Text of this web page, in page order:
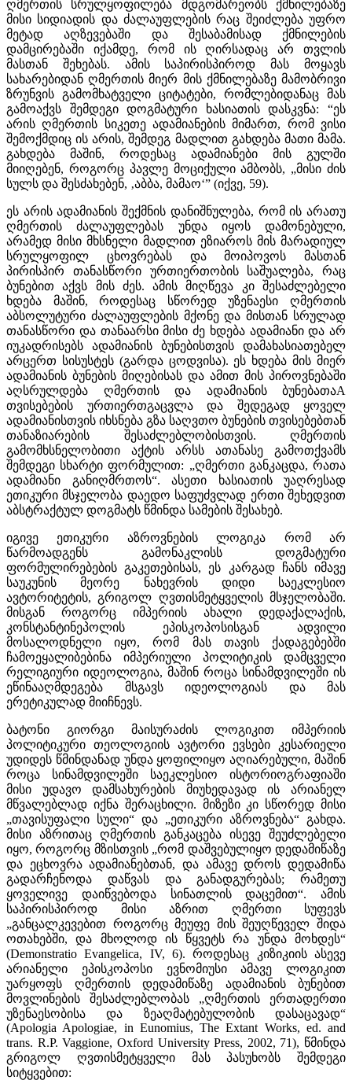
ღმერთის სრულყოფილება მდგომარეობს ქმნილებაზე
მისი სიდიადის და ძალაუფლების რაც შეიძლება უფრო
მეტად აღზევებაში და შესაბამისად ქმნილების
დამცირებაში იქამდე, რომ ის ღირსადაც არ თვლის
მასთან შეხებას. ამის საპირისპიროდ მას მოყავს
სახარებიდან ღმერთის მიერ მის ქმნილებაზე მამობრივი
ზრუნვის გამომხატველი ციტატები, რომლებიდანაც მას
გამოაქვს შემდეგი დოგმატური ხასიათის დასკვნა: “ეს
არის ღმერთის სიკეთე ადამიანების მიმართ, რომ ვისი
შემოქმდიც ის არის, შემდეგ მადლით გახდება მათი მამა.
გახდება მაშინ, როდესაც ადამიანები მის გულში
მიიღებენ, როგორც პავლე მოციქული ამბობს, „მისი ძის
სულს და შესძახებენ, ‚აბბა, მამაო‘” (იქვე, 59).
ეს არის ადამიანის შექმნის დანიშნულება, რომ ის არათუ
ღმერთის ძალაუფლებას უნდა იყოს დამონებული,
არამედ მისი მხსნელი მადლით ეზიაროს მის მარადიულ
სრულყოფილ ცხოვრებას და მოიპოვოს მასთან
პირისპირ თანასწორი ურთიერთობის საშუალება, რაც
ბუნებით აქვს მის ძეს. ამის მიღწევა კი შესაძლებელი
ხდება მაშინ, როდესაც სწორედ უზენაესი ღმერთის
აბსოლუტური ძალაუფლების მქონე და მისთან სრულად
თანასწორი და თანაარსი მისი ძე ხდება ადამიანი და არ
იუკადრისებს ადამიანის ბუნებისთვის დამახასიათებელ
არცერთ სისუსტეს (გარდა ცოდვისა). ეს ხდება მის მიერ
ადამიანის ბუნების მიღებისას და ამით მის პიროვნებაში
აღსრულდება ღმერთის და ადამიანის ბუნებათაA
თვისებების ურთიერთგაცვლა და შედეგად ყოველ
ადამიანისთვის იხსნება გზა საღვთო ბუნების თვისებებთან
თანაზიარების შესაძლებლობისთვის. ღმერთის
გამომხსნელობითი აქტის არსს ათანასე გამოთქვამს
შემდეგი სხარტი ფორმულით: „ღმერთი განკაცდა, რათა
ადამიანი განიღმრთოს“. ასეთი ხასიათის უაღრესად
ეთიკური მსჯელობა დაედო საფუძვლად ერთი შეხედვით
აბსტრაქტულ დოგმატს წმინდა სამების შესახებ.
იგივე ეთიკური აზროვნების ლოგიკა რომ არ
წარმოადგენს გამონაკლისს დოგმატური
ფორმულირებების გაკეთებისას, ეს კარგად ჩანს იმავე
საუკუნის მეორე ნახევრის დიდი საეკლესიო
ავტორიტეტის, გრიგოლ ღვთისმეტყველის მსჯელობაში.
მისგან როგორც იმპერიის ახალი დედაქალაქის,
კონსტანტინეპოლის ეპისკოპოსისგან ადვილი
მოსალოდნელი იყო, რომ მას თავის ქადაგებებში
ჩამოეყალიბებინა იმპერიული პოლიტიკის დამცველი
რელიგიური იდეოლოგია, მაშინ როცა სინამდვილეში ის
ეწინააღმდეგება მსგავს იდეოლოგიას და მას
ერეტიკულად მიიჩნევს.
ბატონი გიორგი მაისურაძის ლოგიკით იმპერიის
პოლიტიკური თეოლოგიის ავტორი ევსები კესარიელი
უდიდეს წმინდანად უნდა ყოფილიყო აღიარებული, მაშინ
როცა სინამდვილეში საეკლესიო ისტორიოგრაფიაში
მისი უდავო დამსახურების მიუხედავად ის არიანელ
მწვალებლად იქნა შერაცხილი. მიზეზი კი სწორედ მისი
„თავისუფალი სული“ და „ეთიკური აზროვნება“ გახდა.
მისი აზრითაც ღმერთის განკაცება ისევე შეუძლებელი
იყო, როგორც მზისთვის „რომ დაშვებულიყო დედამიწაზე
და ეცხოვრა ადამიანებთან, და ამავე დროს დედამიწა
გადარჩენოდა დაწვას და განადგურებას; რამეთუ
ყოველივე დაიწვებოდა სინათლის დაცემით“. ამის
საპირისპიროდ მისი აზრით ღმერთი სუფევს
„განცალკევებით როგორც მეუფე მის შეუღწეველ შიდა
ოთახებში, და მხოლოდ ის წყვეტს რა უნდა მოხდეს“
(Demonstratio Evangelica, IV, 6). როდესაც კიზიკიის ასევე
არიანელი ეპისკოპოსი ევნომიუსი ამავე ლოგიკით
უარყოფს ღმერთის დედამიწაზე ადამიანის ბუნებით
მოვლინების შესაძლებლობას „ღმერთის ერთადერთი
უზენაესობისა და ზეაღმატებულობის დასაცავად“
(Apologia Apologiae, in Eunomius, The Extant Works, ed. and
trans. R.P. Vaggione, Oxford University Press, 2002, 71), წმინდა
გრიგოლ ღვთისმეტყველი მას პასუხობს შემდეგი
სიტყვებით: